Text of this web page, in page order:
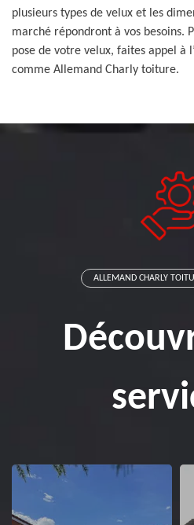
plusieurs types de velux et les
marché répondront à vos besoins.
pose de votre velux, faites appel à
comme Allemand Charly toiture.
ALLEMAND CHARLY